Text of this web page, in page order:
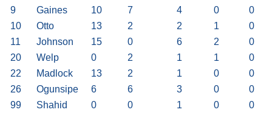
9
Gaines 10 7 4 0
0
10
Otto 13 2 2 1
0
11
Johnson 15 0 6 2
0
20
Welp 0 2 1 1
0
22
Madlock 13 2 1 0
0
26
Ogunsipe 6 6 3 0
0
99
Shahid 0 0 1 0 0